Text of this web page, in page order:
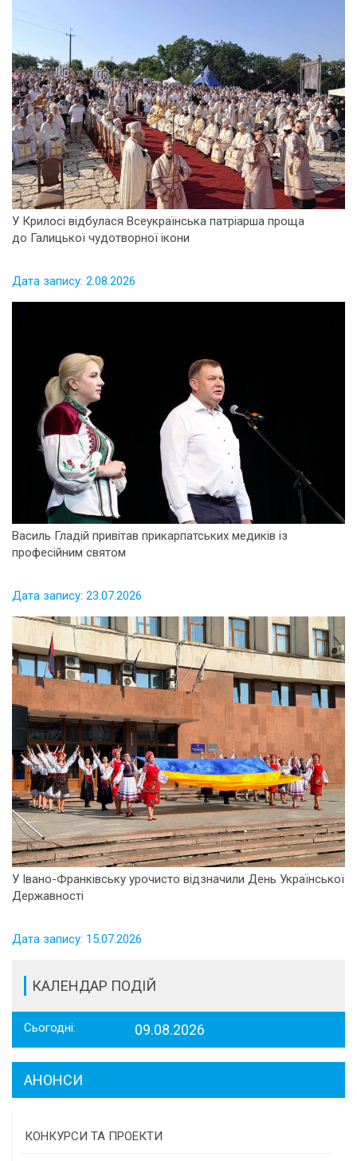
У Крилосі відбулася Всеукраїнська патріарша проща
до Галицької чудотворної ікони
Дата запису: 2.08.2026
Василь Гладій привітав прикарпатських медиків із
професійним святом
Дата запису: 23.07.2026
У Івано-Франківську урочисто відзначили День Української
Державності
Дата запису: 15.07.2026
КАЛЕНДАР ПОДІЙ
Сьогодні: 09.08.2026
АНОНСИ
КОНКУРСИ ТА ПРОЕКТИ